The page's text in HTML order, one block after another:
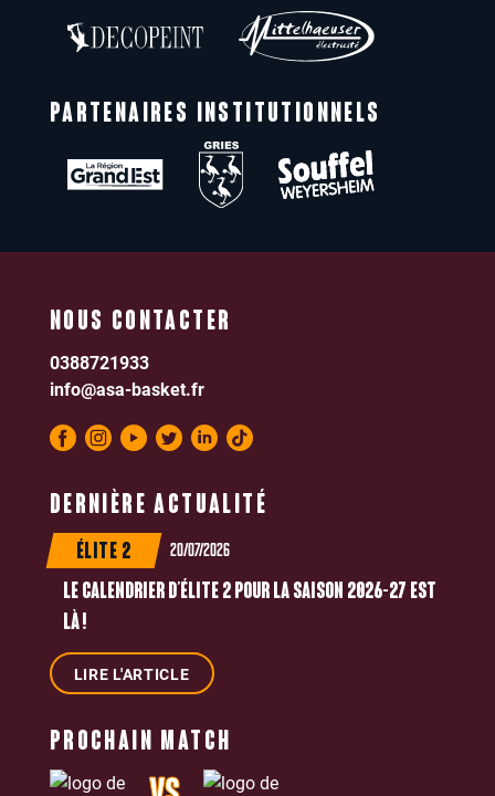
PARTENAIRES INSTITUTIONNELS
DERNIÈRE ACTUALITÉ
ÉLITE 2 20/07/2026
LE CALENDRIER D’ÉLITE 2 POUR LA SAISON 2026-27 EST
LÀ !
LIRE L'ARTICLE
NOUS CONTACTER
0388721933
info@asa-basket.fr
PROCHAIN MATCH